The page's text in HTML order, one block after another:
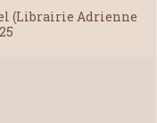
(Librairie Adrienne